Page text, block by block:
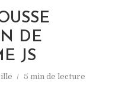
DE
JS
5 min de lecture